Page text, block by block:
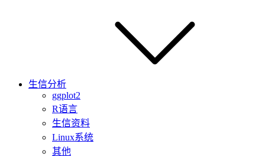
生信分析
ggplot2
R语言
生信资料
Linux系统
其他